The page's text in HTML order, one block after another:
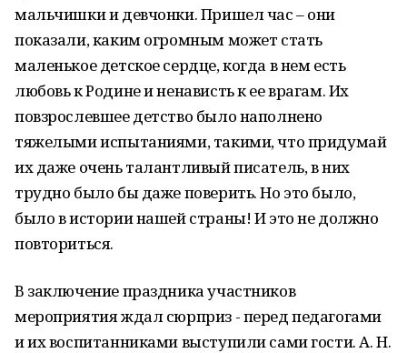
мальчишки и девчонки. Пришел час – они
показали, каким огромным может стать
маленькое детское сердце, когда в нем есть
любовь к Родине и ненависть к ее врагам. Их
повзрослевшее детство было наполнено
тяжелыми испытаниями, такими, что придумай
их даже очень талантливый писатель, в них
трудно было бы даже поверить. Но это было,
было в истории нашей страны! И это не должно
повториться.
В заключение праздника участников
мероприятия ждал сюрприз - перед педагогами
и их воспитанниками выступили сами гости. А. Н.